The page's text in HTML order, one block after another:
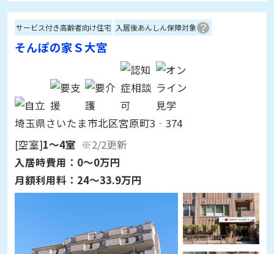
そんぽの家Ｓ大宮
埼玉県さいたま市北区宮原町3‐374
[空室]1～4室
※2/2更新
入居時費用： 0～0万円
月額利用料： 24～33.9万円